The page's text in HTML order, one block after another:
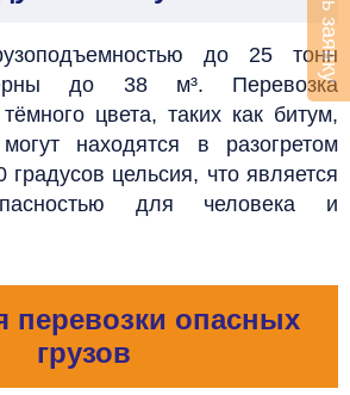
до 25 тонн
до 38 м³. Перевозка
тёмного цвета, таких как битум,
находятся в разогретом
градусов цельсия, что является
для человека и
опасных
грузов